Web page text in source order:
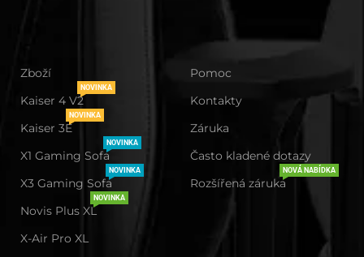
Zboží
Kaiser 4 V2
NOVINKA
Kaiser 3E
NOVINKA
X1 Gaming Sofa
NOVINKA
X3 Gaming Sofa
NOVINKA
Novis Plus XL
NOVINKA
X-Air Pro XL
Pomoc
Kontakty
Záruka
Často kladené dotazy
Rozšířená záruka
NOVÁ NABÍDKA